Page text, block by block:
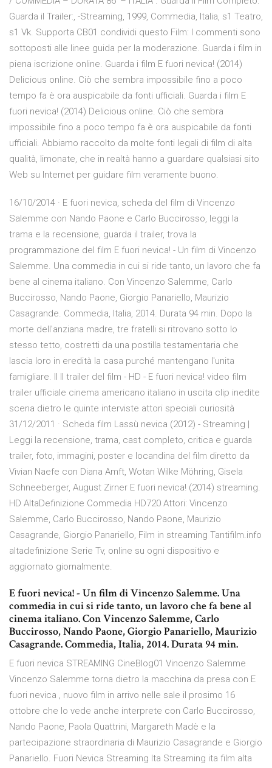
Guarda il Trailer:, -Streaming, 1999, Commedia, Italia, s1 Teatro,
s1 Vk. Supporta CB01 condividi questo Film: I commenti sono
sottoposti alle linee guida per la moderazione. Guarda i film in
piena iscrizione online. Guarda i film E fuori nevica! (2014)
Delicious online. Ciò che sembra impossibile fino a poco
tempo fa è ora auspicabile da fonti ufficiali. Guarda i film E
fuori nevica! (2014) Delicious online. Ciò che sembra
impossibile fino a poco tempo fa è ora auspicabile da fonti
ufficiali. Abbiamo raccolto da molte fonti legali di film di alta
qualità, limonate, che in realtà hanno a guardare qualsiasi sito
Web su Internet per guidare film veramente buono.
16/10/2014 · E fuori nevica, scheda del film di Vincenzo
Salemme con Nando Paone e Carlo Buccirosso, leggi la
trama e la recensione, guarda il trailer, trova la
programmazione del film E fuori nevica! - Un film di Vincenzo
Salemme. Una commedia in cui si ride tanto, un lavoro che fa
bene al cinema italiano. Con Vincenzo Salemme, Carlo
Buccirosso, Nando Paone, Giorgio Panariello, Maurizio
Casagrande. Commedia, Italia, 2014. Durata 94 min. Dopo la
morte dell'anziana madre, tre fratelli si ritrovano sotto lo
stesso tetto, costretti da una postilla testamentaria che
lascia loro in eredità la casa purché mantengano l'unita
famigliare. Il Il trailer del film - HD - E fuori nevica! video film
trailer ufficiale cinema americano italiano in uscita clip inedite
scena dietro le quinte interviste attori speciali curiosità
31/12/2011 · Scheda film Lassù nevica (2012) - Streaming |
Leggi la recensione, trama, cast completo, critica e guarda
trailer, foto, immagini, poster e locandina del film diretto da
Vivian Naefe con Diana Amft, Wotan Wilke Möhring, Gisela
Schneeberger, August Zirner E fuori nevica! (2014) streaming.
HD AltaDefinizione Commedia HD720 Attori: Vincenzo
Salemme, Carlo Buccirosso, Nando Paone, Maurizio
Casagrande, Giorgio Panariello, Film in streaming Tantifilm.info
altadefinizione Serie Tv, online su ogni dispositivo e
aggiornato giornalmente.
E fuori nevica! - Un film di Vincenzo Salemme. Una
commedia in cui si ride tanto, un lavoro che fa bene al
cinema italiano. Con Vincenzo Salemme, Carlo
Buccirosso, Nando Paone, Giorgio Panariello, Maurizio
Casagrande. Commedia, Italia, 2014. Durata 94 min.
E fuori nevica STREAMING CineBlog01 Vincenzo Salemme
Vincenzo Salemme torna dietro la macchina da presa con E
fuori nevica , nuovo film in arrivo nelle sale il prosimo 16
ottobre che lo vede anche interprete con Carlo Buccirosso,
Nando Paone, Paola Quattrini, Margareth Madè e la
partecipazione straordinaria di Maurizio Casagrande e Giorgio
Panariello. Fuori Nevica Streaming Ita Streaming ita film alta